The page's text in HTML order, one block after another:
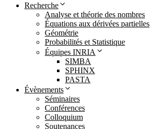
Recherche
Analyse et théorie des nombres
Équations aux dérivées partielles
Géométrie
Probabilités et Statistique
Équipes INRIA
SIMBA
SPHINX
PASTA
Évènements
Séminaires
Conférences
Colloquium
Soutenances